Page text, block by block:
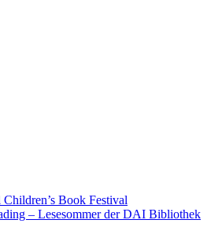
Book Festival
– Lesesommer der DAI Bibliothek